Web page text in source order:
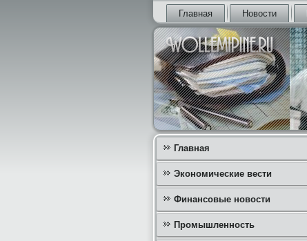
Главная Новости
Главная
Экономические вести
Финансовые новости
Промышленность